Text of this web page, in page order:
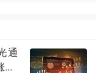
构非法跨境经
通
...